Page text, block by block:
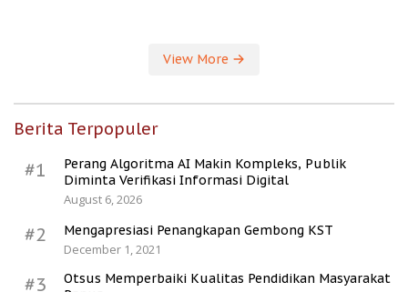
View More
Berita Terpopuler
#1
Perang Algoritma AI Makin Kompleks, Publik
Diminta Verifikasi Informasi Digital
August 6, 2026
#2
Mengapresiasi Penangkapan Gembong KST
December 1, 2021
#3
Otsus Memperbaiki Kualitas Pendidikan Masyarakat